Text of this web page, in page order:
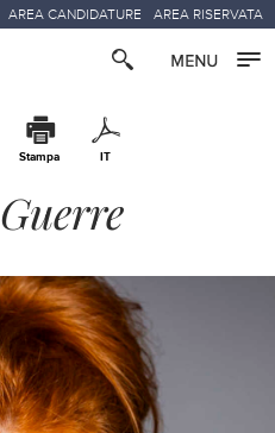
AREA CANDIDATURE AREA RISERVATA
Stampa IT
Guerre